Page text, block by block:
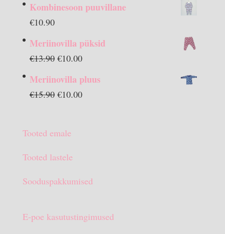
Kombinesoon puuvillane
€10.90
Meriinovilla püksid
€13.90 Algne
€10.00Praegune
on:
Meriinovilla pluus
€15.90 Algne
€15.90.
€10.00Praegune
Tooted emale
Tooted lastele
Sooduspakkumised
E-poe kasutustingimused